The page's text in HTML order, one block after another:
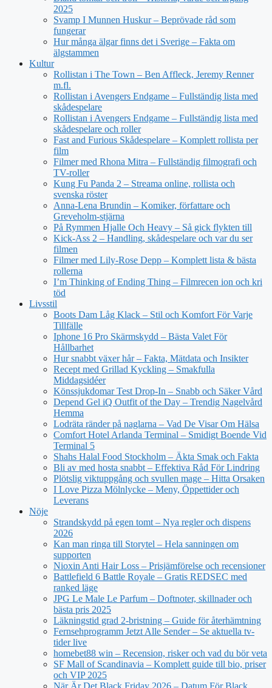
2025
Svamp I Munnen Huskur – Beprövade råd som
fungerar
Hur många älgar finns det i Sverige – Fakta om
älgstammen
Kultur
Rollistan i The Town – Ben Affleck, Jeremy Renner
m.fl.
Rollistan i Avengers Endgame – Fullständig lista med
skådespelare
Rollistan i Avengers Endgame – Fullständig lista med
skådespelare och roller
Fast and Furious Skådespelare – Komplett rollista per
film
Filmer med Rhona Mitra – Fullständig filmografi och
TV-roller
Kung Fu Panda 2 – Streama online, rollista och
svenska röster
Anna-Lena Brundin – Komiker, författare och
Greveholm-stjärna
På Rymmen Hjalle Och Heavy – Så gick flykten till
Kick-Ass 2 – Handling, skådespelare och var du ser
filmen
Filmer med Lily-Rose Depp – Komplett lista & bästa
rollerna
I’m Thinking of Ending Thing – Filmrecen ion och kri
töd
Livsstil
Boots Dam Låg Klack – Stil och Komfort För Varje
Tillfälle
Iphone 16 Pro Skärmskydd – Bästa Valet För
Hållbarhet
Hur snabbt växer hår – Fakta, Mätdata och Insikter
Recept med Grillad Kyckling – Smakfulla
Middagsidéer
Könssjukdomar Test Drop-In – Snabb och Säker Vård
Depend Gel iQ Outfit of the Day – Trendig Nagelvård
Hemma
Lodräta ränder på naglarna – Vad De Visar Om Hälsa
Comfort Hotel Arlanda Terminal – Smidigt Boende Vid
Terminal 5
Shahs Halal Food Stockholm – Äkta Smak och Fakta
Bli av med hosta snabbt – Effektiva Råd För Lindring
Plötslig viktuppgång och svullen mage – Hitta Orsaken
I Love Pizza Mölnlycke – Meny, Öppettider och
Leverans
Nöje
Strandskydd på egen tomt – Nya regler och dispens
2026
Kan man ringa till Storytel – Hela sanningen om
supporten
Nioxin Anti Hair Loss – Prisjämförelse och recensioner
Battlefield 6 Battle Royale – Gratis REDSEC med
ranked läge
JPG Le Male Le Parfum – Doftnoter, skillnader och
bästa pris 2025
Läkningstid grad 2-bristning – Guide för återhämtning
Fernsehprogramm Jetzt Alle Sender – Se aktuella tv-
tider live
homebet88 win – Recension, risker och vad du bör veta
SF Mall of Scandinavia – Komplett guide till bio, priser
och VIP 2025
När Är Det Black Friday 2026 – Datum För Black